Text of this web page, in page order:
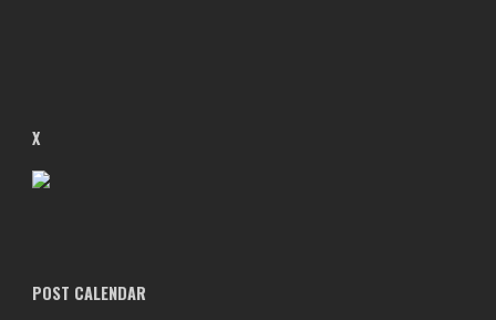
X
POST CALENDAR